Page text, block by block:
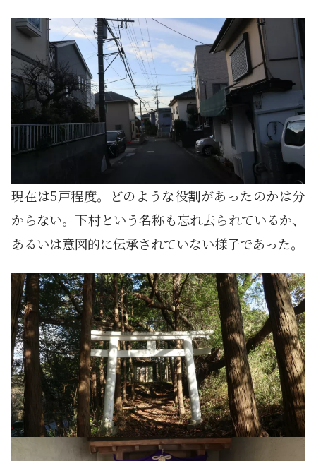
現在は5戸程度。どのような役割があったのかは分
からない。下村という名称も忘れ去られているか、
あるいは意図的に伝承されていない様子であった。